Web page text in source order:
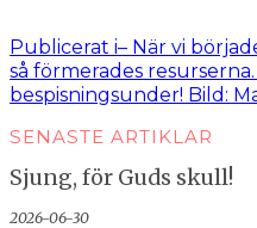
Inläggsnavigering
Publicerat i– När vi
så för­merades
bespisnings­under! Bild:
SENASTE ARTIKLAR
Sjung, för Guds skull!
2026-06-30